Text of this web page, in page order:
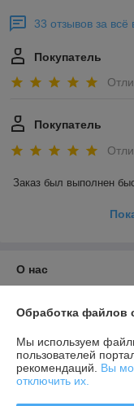
33 отзывов за всё
Покупатель
Покупатель
Заказ был выполнен
О нас
Контакты
Доставка и оплата
График работы
Обработка файлов
Мы используем
пользователей
рекомендаций. Вы
отключить их.